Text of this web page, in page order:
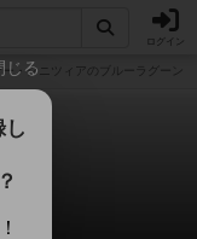
ログイン
ー・クニツィアのブルーラグーン
じる